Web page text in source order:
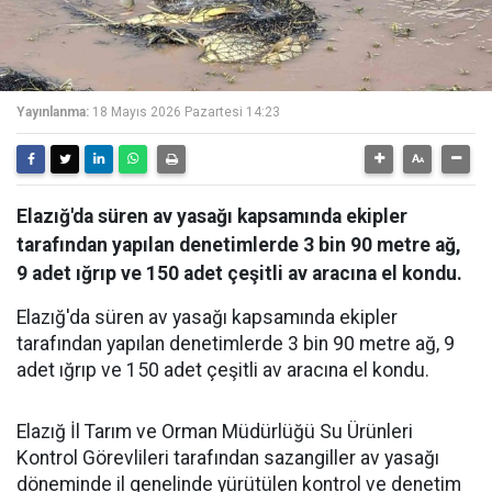
Yayınlanma: 18 Mayıs 2026 Pazartesi 14:23
Elazığ'da süren av yasağı kapsamında ekipler
tarafından yapılan denetimlerde 3 bin 90 metre ağ,
9 adet ığrıp ve 150 adet çeşitli av aracına el kondu.
Elazığ'da süren av yasağı kapsamında ekipler
tarafından yapılan denetimlerde 3 bin 90 metre ağ, 9
adet ığrıp ve 150 adet çeşitli av aracına el kondu.
Elazığ İl Tarım ve Orman Müdürlüğü Su Ürünleri
Kontrol Görevlileri tarafından sazangiller av yasağı
döneminde il genelinde yürütülen kontrol ve denetim